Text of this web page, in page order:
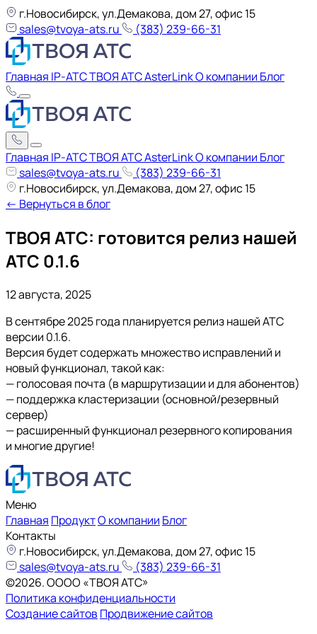
г.Новосибирск, ул.Демакова, дом 27, офис 15
sales@tvoya-ats.ru
(383) 239-66-31
Главная IP-АТС ТВОЯ АТСAsterLinkО компании Блог
Главная IP-АТС ТВОЯ АТСAsterLinkО компании Блог
sales@tvoya-ats.ru
(383) 239-66-31
г.Новосибирск, ул.Демакова, дом 27, офис 15
← Вернуться в блог
ТВОЯ АТС: готовится релиз нашей
АТС 0.1.6
12 августа, 2025
В сентябре 2025 года планируется релиз нашей АТС
версии 0.1.6.
Версия будет содержать множество исправлений и
новый функционал, такой как:
— голосовая почта (в маршрутизации и для абонентов)
— поддержка кластеризации (основной/резервный
сервер)
— расширенный функционал резервного копирования
и многие другие!
Меню
Главная ПродуктО компании Блог
Контакты
г.Новосибирск, ул.Демакова, дом 27, офис 15
sales@tvoya-ats.ru
(383) 239-66-31
©2026. ОООO «ТВОЯ АТС»
Политика конфиденциальности
Создание сайтов Продвижение сайтов